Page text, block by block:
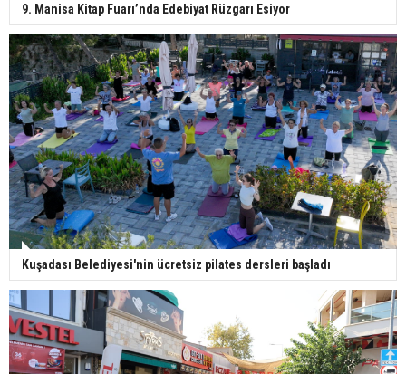
9. Manisa Kitap Fuarı’nda Edebiyat Rüzgarı Esiyor
Kuşadası Belediyesi'nin ücretsiz pilates dersleri başladı